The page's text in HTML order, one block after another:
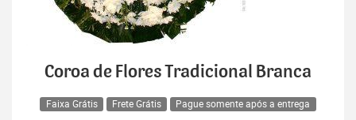
Coroa de Flores Tradicional Branca
Faixa Grátis Frete Grátis Pague somente após a entrega